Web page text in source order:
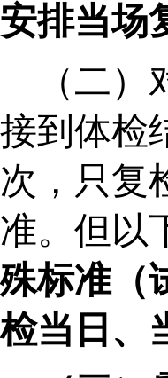
安排当场
（二）
接到体检
次，只复
准。但以
殊标准（
检当日、